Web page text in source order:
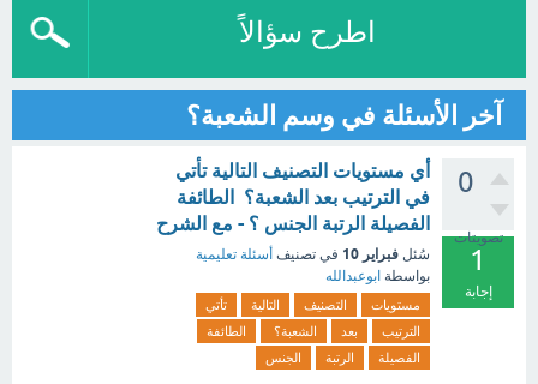
اطرح سؤالاً
آخر الأسئلة في وسم الشعبة؟
0
تصويتات
1
إجابة
أي مستويات التصنيف التالية تأتي
في الترتيب بعد الشعبة؟ الطائفة
الفصيلة الرتبة الجنس ؟ - مع الشرح
سُئل فبراير 10 في تصنيف أسئلة تعليمية
بواسطة ابوعبدالله
مستويات التصنيف التالية
تأتي
الترتيب
بعد الشعبة؟
الطائفة
الفصيلة
الرتبة الجنس